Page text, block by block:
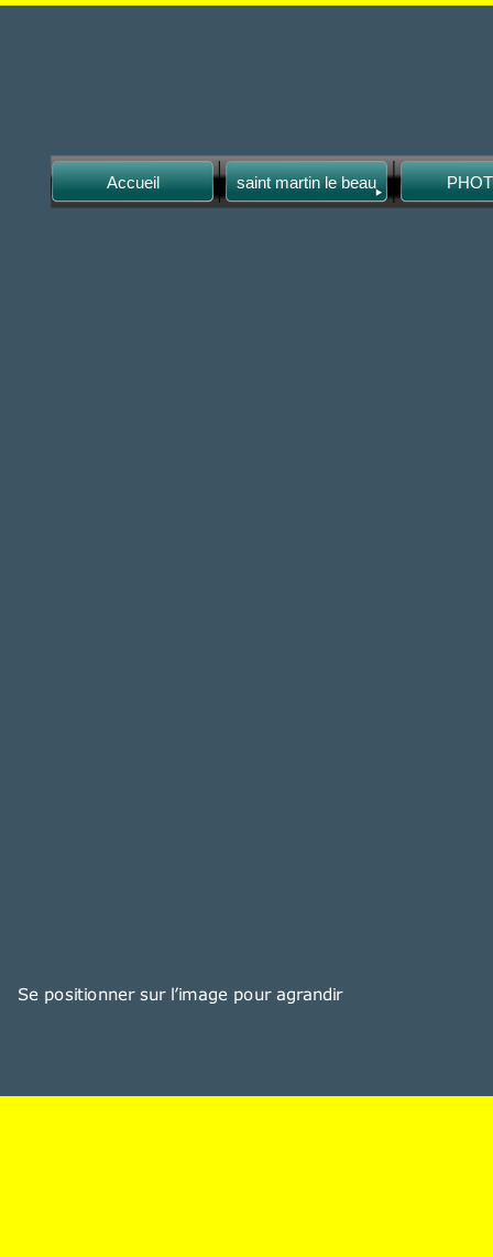
Accueil saint martin le beau